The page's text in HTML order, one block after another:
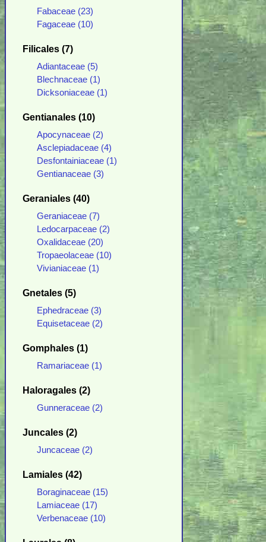
Fabaceae (23)
Fagaceae (10)
Filicales (7)
Adiantaceae (5)
Blechnaceae (1)
Dicksoniaceae (1)
Gentianales (10)
Apocynaceae (2)
Asclepiadaceae (4)
Desfontainiaceae (1)
Gentianaceae (3)
Geraniales (40)
Geraniaceae (7)
Ledocarpaceae (2)
Oxalidaceae (20)
Tropaeolaceae (10)
Vivianiaceae (1)
Gnetales (5)
Ephedraceae (3)
Equisetaceae (2)
Gomphales (1)
Ramariaceae (1)
Haloragales (2)
Gunneraceae (2)
Juncales (2)
Juncaceae (2)
Lamiales (42)
Boraginaceae (15)
Lamiaceae (17)
Verbenaceae (10)